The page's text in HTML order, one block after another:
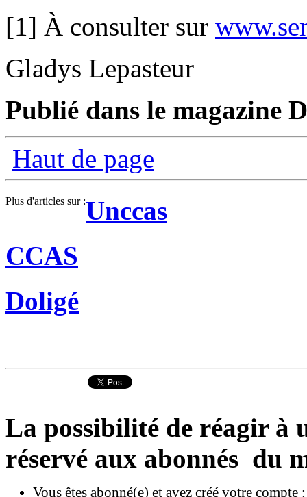
[1] À consulter sur
Gladys Lepasteur
Publié dans le magazine
Haut de page
Plus d'articles sur :Unccas
CCAS
Doligé
La possibilité de réagir à
réservé aux abonnés du
Vous êtes abonné(e) et avez créé votre compte